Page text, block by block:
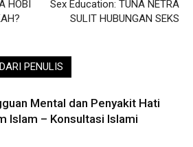
HOBI
Sex Education: TUNA NETRA
SULIT HUBUNGAN SEKS
DARI PENULIS
Mental dan Penyakit Hati
Islam – Konsultasi Islami